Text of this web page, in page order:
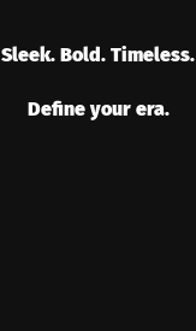
Sleek. Bold. Timeless.
Define your era.